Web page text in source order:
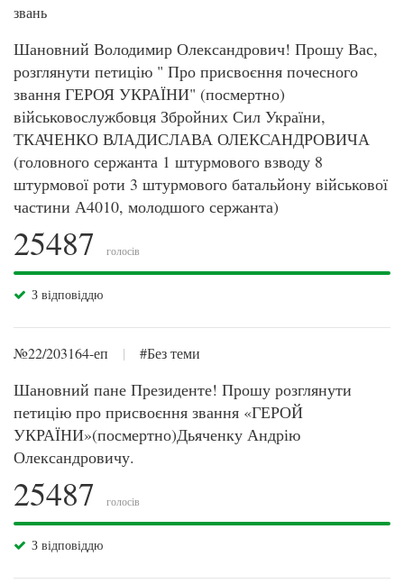
звань
Шановний Володимир Олександрович! Прошу Вас,
розглянути петицію " Про присвоєння почесного
звання ГЕРОЯ УКРАЇНИ" (посмертно)
військовослужбовця Збройних Сил України,
ТКАЧЕНКО ВЛАДИСЛАВА ОЛЕКСАНДРОВИЧА
(головного сержанта 1 штурмового взводу 8
штурмової роти 3 штурмового батальйону військової
частини А4010, молодшого сержанта)
25487 голосів
З відповіддю
№22/203164-еп | #Без теми
Шановний пане Президенте! Прошу розглянути
петицію про присвоєння звання «ГЕРОЙ
УКРАЇНИ»(посмертно)Дьяченку Андрію
Олександровичу.
25487 голосів
З відповіддю